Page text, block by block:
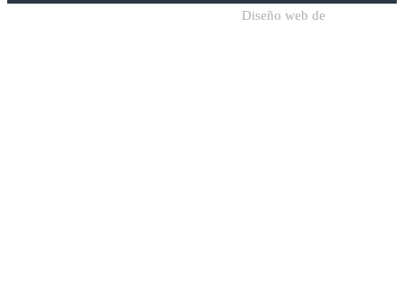
Diseño web de